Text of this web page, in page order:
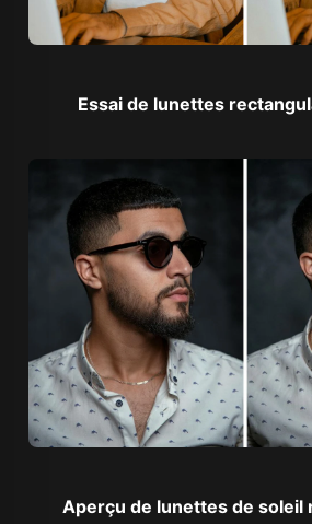
Essai de lunettes
Aperçu de lunettes de soleil